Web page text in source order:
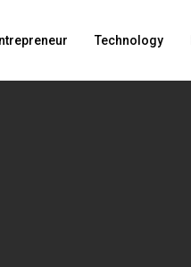
Technology